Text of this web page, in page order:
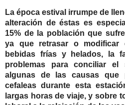
La época estival irrumpe de
alteración de éstas es
15% de la población que
ya que retrasar o modificar
bebidas frías y helados, la
problemas para conciliar
algunas de las causas que
cefaleas durante esta
largas horas de viaje, y sobre